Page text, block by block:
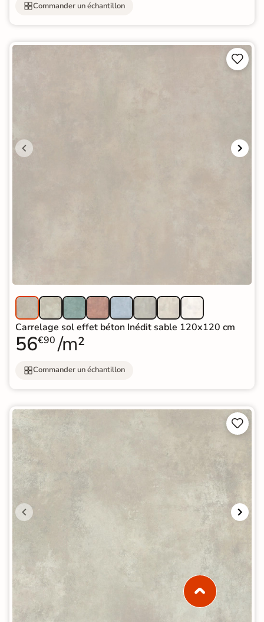
Commander un échantillon


Carrelage sol effet béton Inédit sable 120x120 cm
56€90 /m²
Commander un échantillon

